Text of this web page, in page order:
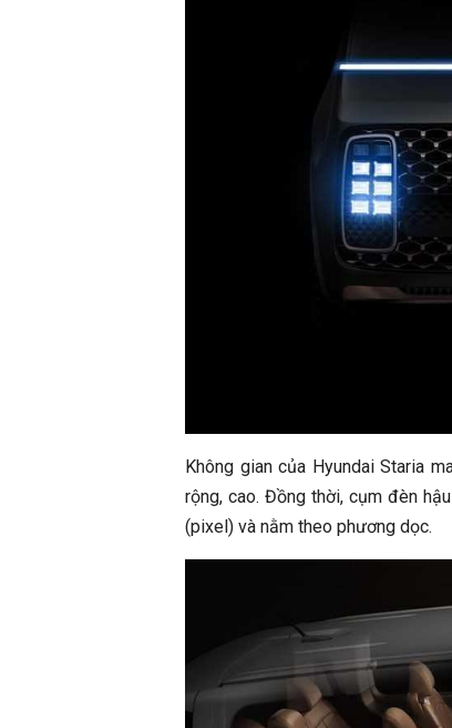
Không gian của Hyundai Staria
rộng, cao. Đồng thời, cụm đèn
(pixel) và nằm theo phương dọc.